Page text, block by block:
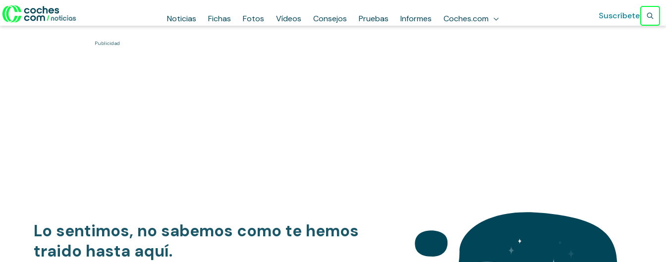
Noticias Fichas Fotos Vídeos Consejos Pruebas Informes Coches.com Suscríbete
Publicidad
Lo sentimos, no sabemos como te hemos
traido hasta aquí.